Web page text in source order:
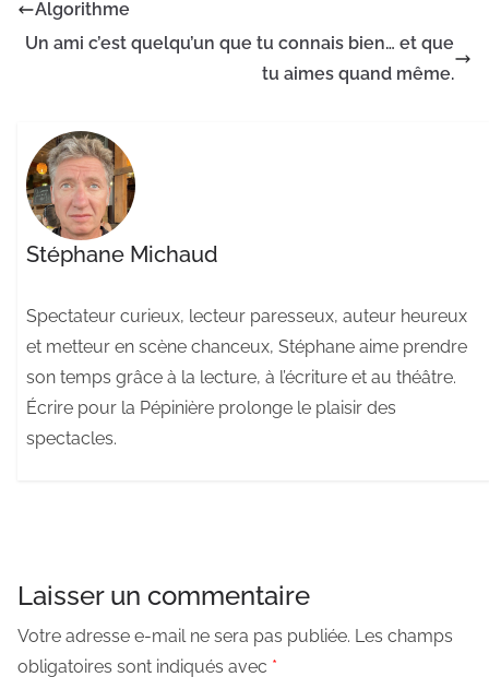
Algorithme
Un ami c’est quelqu’un que tu connais bien… et que
tu aimes quand même.
Stéphane Michaud
Spectateur curieux, lecteur paresseux, auteur heureux
et metteur en scène chanceux, Stéphane aime prendre
son temps grâce à la lecture, à l’écriture et au théâtre.
Écrire pour la Pépinière prolonge le plaisir des
spectacles.
Laisser un commentaire
Votre adresse e-mail ne sera pas publiée. Les champs
obligatoires sont indiqués avec *